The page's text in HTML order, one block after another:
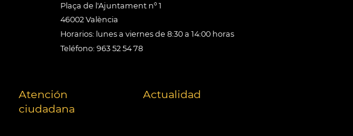
Plaça de l'Ajuntament nº 1
46002 València
Horarios: lunes a viernes de 8:30 a 14:00 horas
Teléfono: 963 52 54 78
Atención
ciudadana
Actualidad